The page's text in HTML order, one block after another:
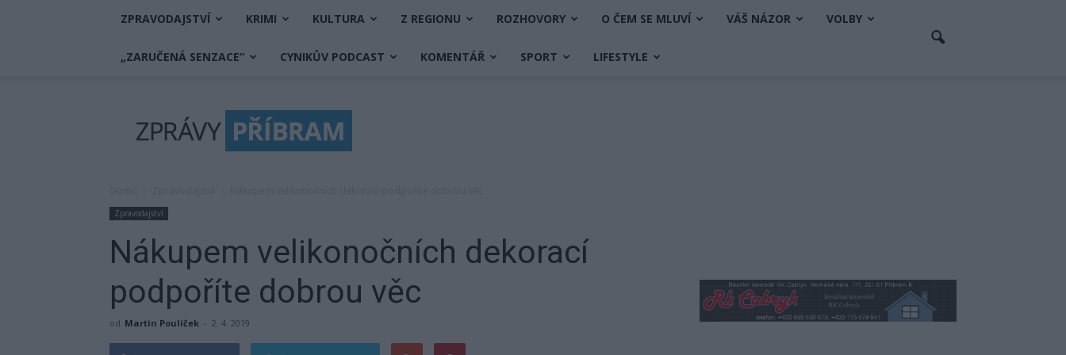
ZPRAVODAJSTVÍ KRIMI KULTURA Z REGIONU ROZHOVORY O ČEM SE MLUVÍ VÁŠ NÁZOR VOLBY
„ZARUČENÁ SENZACE“ CYNIKŮV PODCAST KOMENTÁŘ SPORT LIFESTYLE
Příbram
Zpravodajství
Nákupem velikonočních dekorací
podpoříte dobrou věc
od Martin Poulíček - 2. 4. 2019